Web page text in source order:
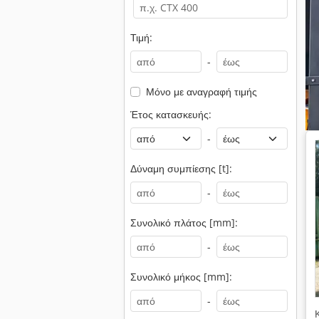
Τιμή:
-
Μόνο με αναγραφή τιμής
Έτος κατασκευής:
-
Δύναμη συμπίεσης [t]:
-
Συνολικό πλάτος [mm]:
-
Συνολικό μήκος [mm]:
-